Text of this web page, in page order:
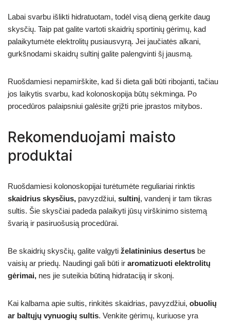
Labai svarbu išlikti hidratuotam, todėl visą dieną gerkite daug
skysčių. Taip pat galite vartoti skaidrių sportinių gėrimų, kad
palaikytumėte elektrolitų pusiausvyrą. Jei jaučiatės alkani,
gurkšnodami skaidrų sultinį galite palengvinti šį jausmą.
Ruošdamiesi nepamirškite, kad ši dieta gali būti ribojanti, tačiau
jos laikytis svarbu, kad kolonoskopija būtų sėkminga. Po
procedūros palaipsniui galėsite grįžti prie įprastos mitybos.
Rekomenduojami maisto
produktai
Ruošdamiesi kolonoskopijai turėtumėte reguliariai rinktis
skaidrius skysčius, pavyzdžiui, sultinį, vandenį ir tam tikras
sultis. Šie skysčiai padeda palaikyti jūsų virškinimo sistemą
švarią ir pasiruošusią procedūrai.
Be skaidrių skysčių, galite valgyti želatininius desertus be
vaisių ar priedų. Naudingi gali būti ir aromatizuoti elektrolitų
gėrimai, nes jie suteikia būtiną hidrataciją ir skonį.
Kai kalbama apie sultis, rinkitės skaidrias, pavyzdžiui, obuolių
ar baltųjų vynuogių sultis. Venkite gėrimų, kuriuose yra